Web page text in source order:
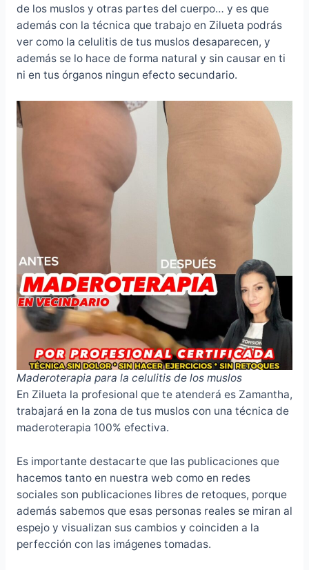
de los muslos y otras partes del cuerpo… y es que
además con la técnica que trabajo en Zilueta podrás
ver como la celulitis de tus muslos desaparecen, y
además se lo hace de forma natural y sin causar en ti
ni en tus órganos ningun efecto secundario.
Maderoterapia para la celulitis de los muslos
En Zilueta la profesional que te atenderá es Zamantha,
trabajará en la zona de tus muslos con una técnica de
maderoterapia 100% efectiva.
Es importante destacarte que las publicaciones que
hacemos tanto en nuestra web como en redes
sociales son publicaciones libres de retoques, porque
además sabemos que esas personas reales se miran al
espejo y visualizan sus cambios y coinciden a la
perfección con las imágenes tomadas.